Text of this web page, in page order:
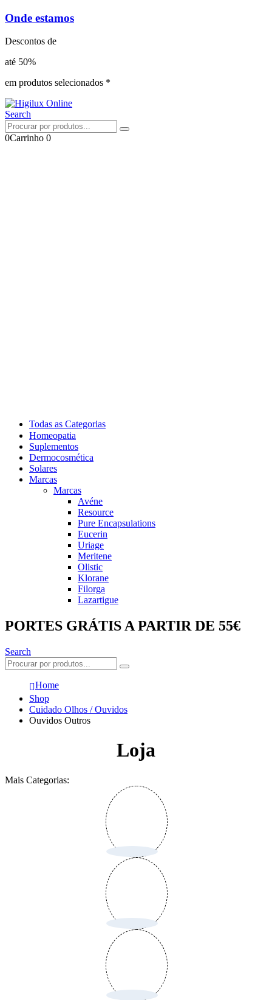
Onde estamos
Descontos de
até 50%
em produtos selecionados *
Search
0Carrinho 0
Todas as Categorias
Homeopatia
Suplementos
Dermocosmética
Solares
Marcas
Marcas
Avéne
Resource
Pure Encapsulations
Eucerin
Uriage
Meritene
Olistic
Klorane
Filorga
Lazartigue
PORTES GRÁTIS A PARTIR DE 55€
Search
Home
Shop
Cuidado Olhos / Ouvidos
Ouvidos Outros
Loja
Mais Categorias: